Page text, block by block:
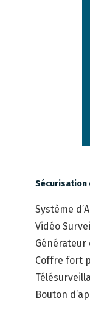
Sécurisation
Système
Vidéo
Générateur
Coffre fort
Bouton